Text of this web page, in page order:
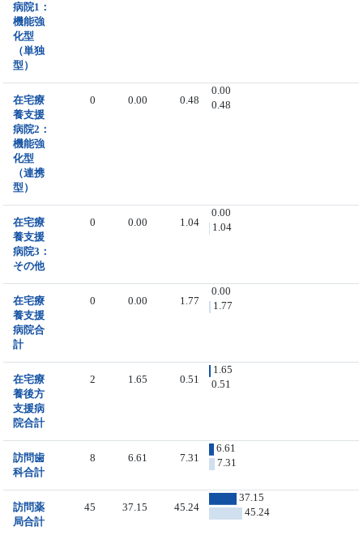
病院1：
機能強
化型
（単独
型）
在宅療
養支援
病院2：
機能強
化型
（連携
型）
0 0.00 0.48
0.00
0.48
在宅療
養支援
病院3：
その他
0 0.00 1.04
0.00
1.04
在宅療
養支援
病院合
計
0 0.00 1.77
0.00
1.77
在宅療
養後方
支援病
院合計
2 1.65 0.51
1.65
0.51
訪問歯
科合計
8 6.61 7.31
6.61
7.31
訪問薬
局合計
45 37.15 45.24
37.15
45.24